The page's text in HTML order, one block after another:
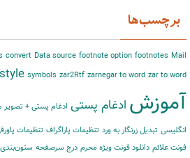
برچسب‌ها
convert Data source footnote option footnotes Mail
style symbols zar2Rtf zarnegar to word zar to word
آموزش ادغام پستی ادغام پستی + تصویر
انگلیسی تبدیل زرنگار به ورد تنظیمات پاراگراف تنظیمات
فونت علائم دانلود فونت ویژه محرم درج سرصفحه